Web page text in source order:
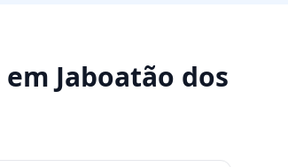
em Jaboatão dos